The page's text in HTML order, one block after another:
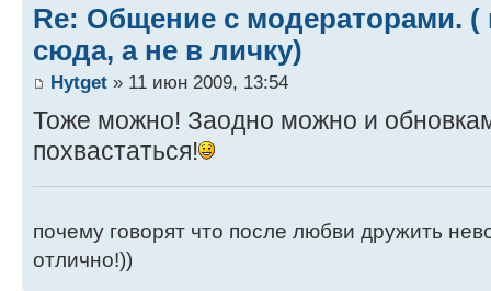
Re: Общение с модераторами.
сюда, а не в личку)
Hytget » 11 июн 2009, 13:54
Тоже можно! Заодно можно и
похвастаться!
почему говорят что после любви дружить
отлично!))